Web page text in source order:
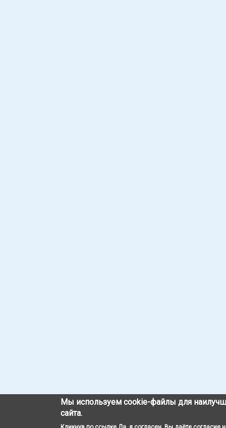
Мы используем cookie-файлы для
сайта.